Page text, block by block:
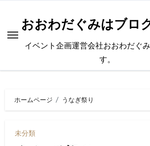
おおわだぐみはブロ
イベント企画運営会社おおわだぐ
す。
ホームページ うなぎ祭り
未分類